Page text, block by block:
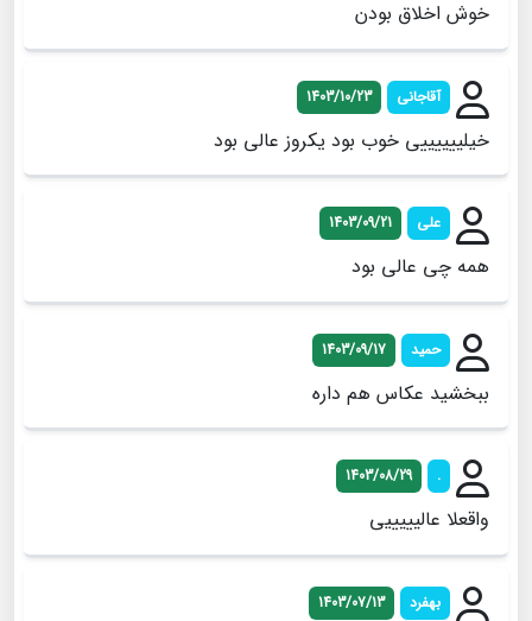
خوش اخلاق بودن
آقاجانی 1403/10/23
خیلییییییی خوب بود یکروز عالی بود
علی 1403/09/21
همه چی عالی بود
حمید 1403/09/17
ببخشید عکاس هم داره
.
1403/08/29
واقعلا عالیییییی
بهفرد 1403/07/13